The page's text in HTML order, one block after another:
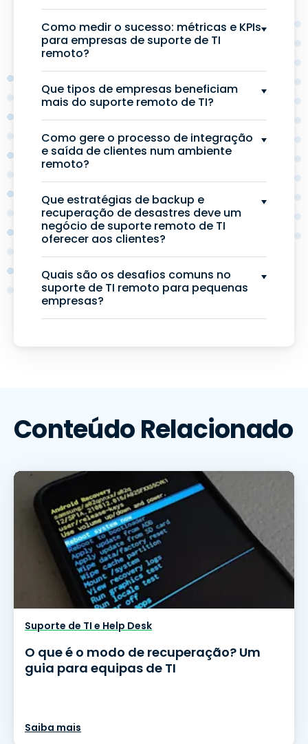
Como medir o sucesso: métricas e KPIs
para empresas de suporte de TI
remoto?
Que tipos de empresas beneficiam
mais do suporte remoto de TI?
Como gere o processo de integração
e saída de clientes num ambiente
remoto?
Que estratégias de backup e
recuperação de desastres deve um
negócio de suporte remoto de TI
oferecer aos clientes?
Quais são os desafios comuns no
suporte de TI remoto para pequenas
empresas?
Conteúdo Relacionado
Suporte de TI e Help Desk
O que é o modo de recuperação? Um
guia para equipas de TI
Saiba mais